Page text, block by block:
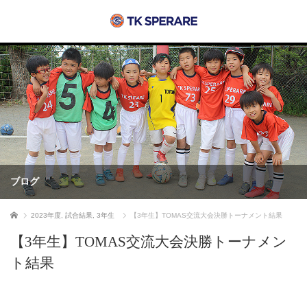
ブログ
ホーム 2023年度 試合結果 3年生 【3年生】TOMAS交流大会決勝トーナメント結果
【3年生】TOMAS交流大会決勝トーナメン
ト結果